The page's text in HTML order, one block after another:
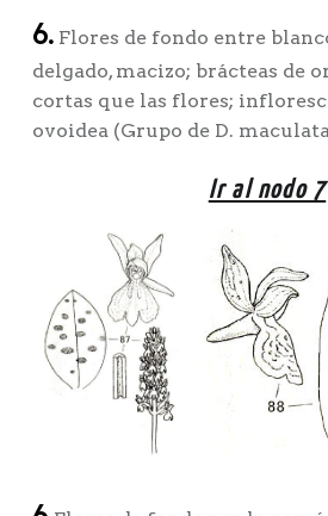
6.Flores de fondo entre
delgado, macizo; brácteas de
cortas que las flores;
ovoidea (Grupo de D.
Ir al nodo 7